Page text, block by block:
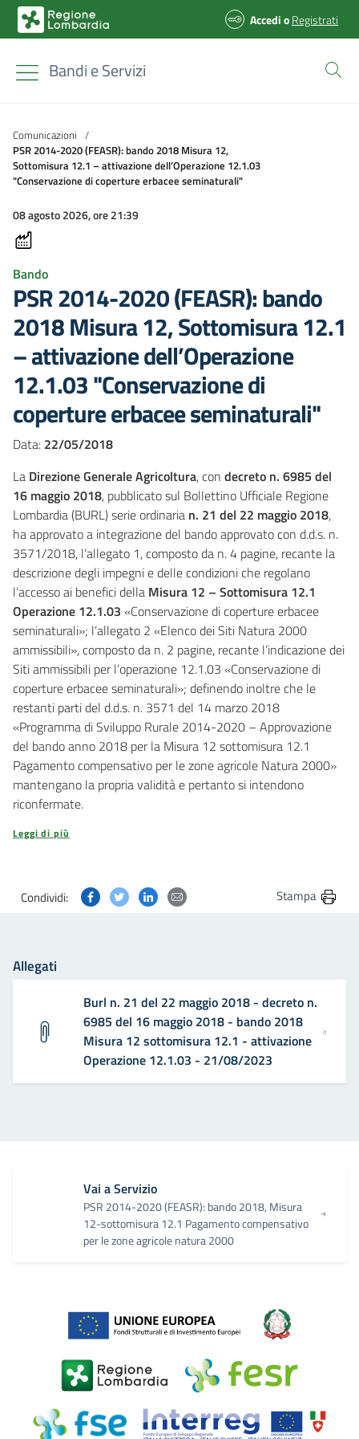
AccedioRegistrati
Bandi e Servizi
Comunicazioni /
PSR 2014-2020 (FEASR): bando 2018 Misura 12,
Sottomisura 12.1 – attivazione dell’Operazione 12.1.03
"Conservazione di coperture erbacee seminaturali"
08 agosto 2026, ore 21:39
Bando
PSR 2014-2020 (FEASR): bando
2018 Misura 12, Sottomisura 12.1
– attivazione dell’Operazione
12.1.03 "Conservazione di
coperture erbacee seminaturali"
Data: 22/05/2018
La Direzione Generale Agricoltura, con decreto n. 6985 del
16 maggio 2018, pubblicato sul Bollettino Ufficiale Regione
Lombardia (BURL) serie ordinaria n. 21 del 22 maggio 2018,
ha approvato a integrazione del bando approvato con d.d.s. n.
3571/2018, l’allegato 1, composto da n. 4 pagine, recante la
descrizione degli impegni e delle condizioni che regolano
l’accesso ai benefici della Misura 12 – Sottomisura 12.1
Operazione 12.1.03 «Conservazione di coperture erbacee
seminaturali»; l’allegato 2 «Elenco dei Siti Natura 2000
ammissibili», composto da n. 2 pagine, recante l’indicazione dei
Siti ammissibili per l’operazione 12.1.03 «Conservazione di
coperture erbacee seminaturali»; definendo inoltre che le
restanti parti del d.d.s. n. 3571 del 14 marzo 2018
«Programma di Sviluppo Rurale 2014-2020 – Approvazione
del bando anno 2018 per la Misura 12 sottomisura 12.1
Pagamento compensativo per le zone agricole Natura 2000»
mantengano la propria validità e pertanto si intendono
riconfermate.
Leggi di più
Condividi: Condividi questa pagina su Facebook
Condividi questa pagina su Twitter
Condividi questa pagina su Linkedin
Condividi questa pagina via
Stampa
Allegati
Burl n. 21 del 22 maggio 2018 - decreto n.
6985 del 16 maggio 2018 - bando 2018
Misura 12 sottomisura 12.1 - attivazione
Operazione 12.1.03 - 21/08/2023
Vai a Servizio
PSR 2014-2020 (FEASR): bando 2018, Misura
12-sottomisura 12.1 Pagamento compensativo
per le zone agricole natura 2000